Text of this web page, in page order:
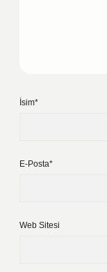
İsim*
E-Posta*
Web Sitesi